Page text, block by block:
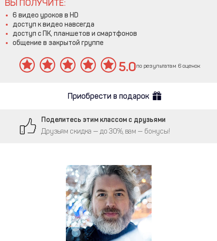
ВЫ ПОЛУЧИТЕ:
6 видео уроков в HD
доступ к видео навсегда
доступ с ПК, планшетов и смартфонов
общение в закрытой группе
5.0по результатам 6 оценок
Приобрести в подарок
Поделитесь этим классом с друзьями
Друзьям скидка — до 30%, вам — бонусы!